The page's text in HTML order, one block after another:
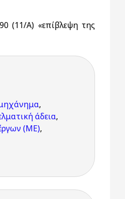
(11/A) «επίβλεψη της
,
άδεια,
(ΜΕ),